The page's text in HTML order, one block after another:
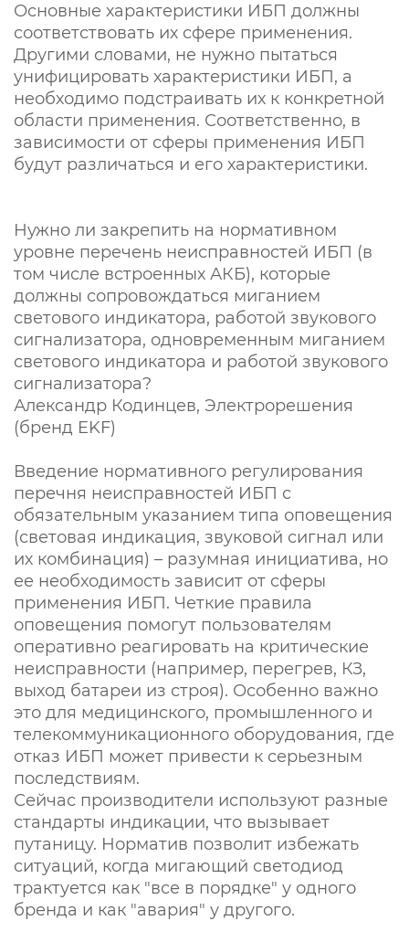
Основные характеристики ИБП должны
соответствовать их сфере применения.
Другими словами, не нужно пытаться
унифицировать характеристики ИБП, а
необходимо подстраивать их к конкретной
области применения. Соответственно, в
зависимости от сферы применения ИБП
будут различаться и его характеристики.
Нужно ли закрепить на нормативном
уровне перечень неисправностей ИБП (в
том числе встроенных АКБ), которые
должны сопровождаться миганием
светового индикатора, работой звукового
сигнализатора, одновременным миганием
светового индикатора и работой звукового
сигнализатора?
Александр Кодинцев, Электрорешения
(бренд EKF)
Введение нормативного регулирования
перечня неисправностей ИБП с
обязательным указанием типа оповещения
(световая индикация, звуковой сигнал или
их комбинация) – разумная инициатива, но
ее необходимость зависит от сферы
применения ИБП. Четкие правила
оповещения помогут пользователям
оперативно реагировать на критические
неисправности (например, перегрев, КЗ,
выход батареи из строя). Особенно важно
это для медицинского, промышленного и
телекоммуникационного оборудования, где
отказ ИБП может привести к серьезным
последствиям.
Сейчас производители используют разные
стандарты индикации, что вызывает
путаницу. Норматив позволит избежать
ситуаций, когда мигающий светодиод
трактуется как "все в порядке" у одного
бренда и как "авария" у другого.